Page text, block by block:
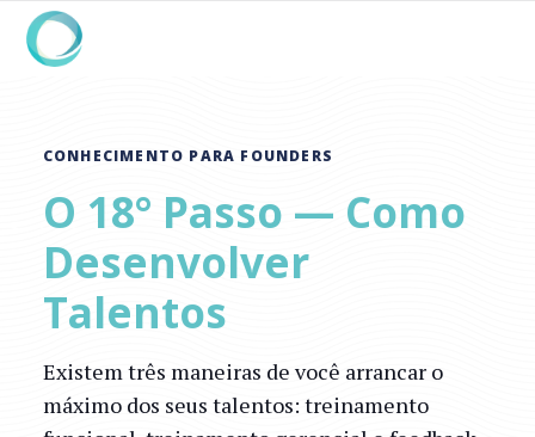
CONHECIMENTO PARA FOUNDERS
O 18° Passo — Como
Desenvolver
Talentos
Existem três maneiras de você arrancar o
máximo dos seus talentos: treinamento